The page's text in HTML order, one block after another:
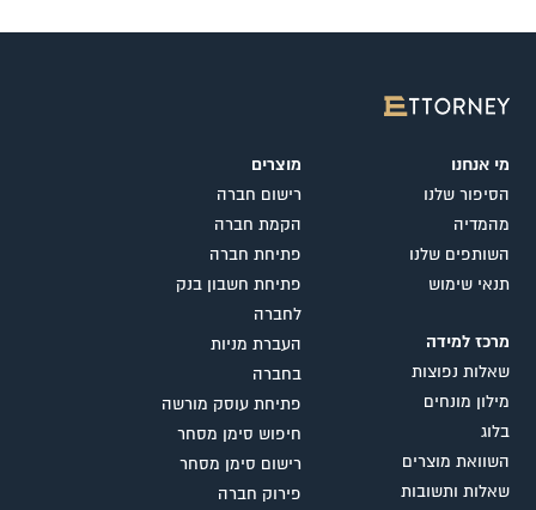
מי אנחנו
הסיפור שלנו
מהמדיה
השותפים שלנו
תנאי שימוש
מרכז למידה
שאלות נפוצות
מילון מונחים
בלוג
השוואת מוצרים
שאלות ותשובות
מוצרים
רישום חברה
הקמת חברה
פתיחת חברה
פתיחת חשבון בנק
לחברה
העברת מניות
בחברה
פתיחת עוסק מורשה
חיפוש סימן מסחר
רישום סימן מסחר
פירוק חברה